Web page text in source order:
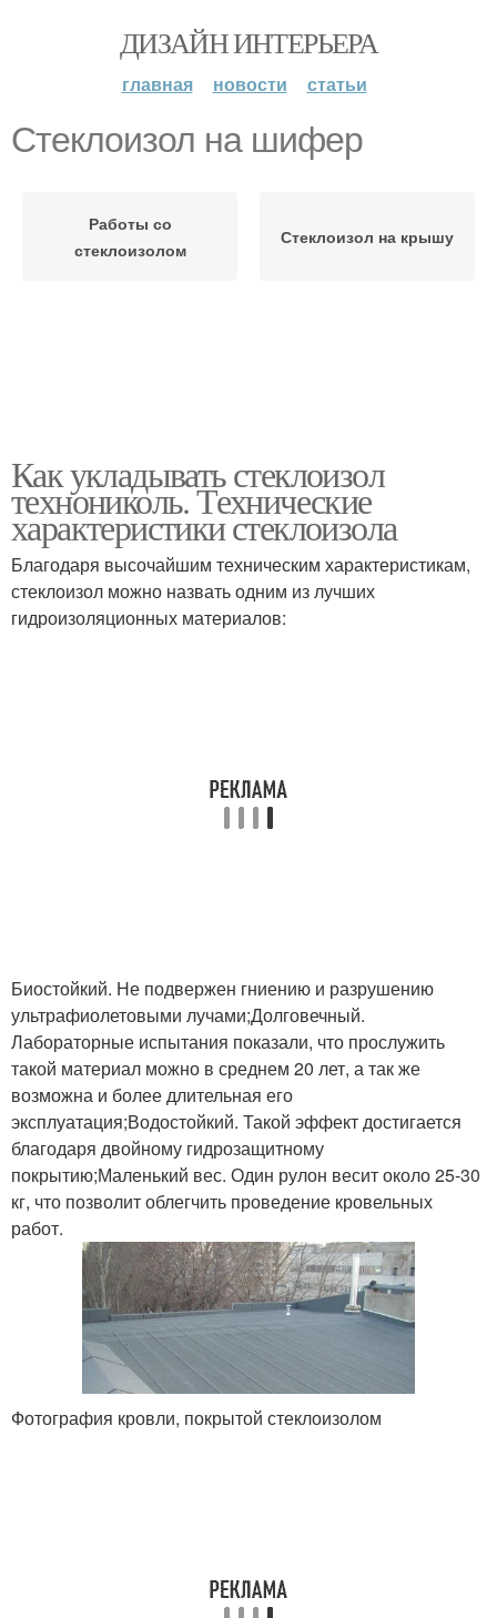
ДИЗАЙН ИНТЕРЬЕРА
главная новости статьи
Стеклоизол на шифер
Работы со
стеклоизолом
Стеклоизол на крышу
Как укладывать стеклоизол
технониколь. Технические
характеристики стеклоизола
Благодаря высочайшим техническим характеристикам,
стеклоизол можно назвать одним из лучших
гидроизоляционных материалов:
Биостойкий. Не подвержен гниению и разрушению
ультрафиолетовыми лучами;Долговечный.
Лабораторные испытания показали, что прослужить
такой материал можно в среднем 20 лет, а так же
возможна и более длительная его
эксплуатация;Водостойкий. Такой эффект достигается
благодаря двойному гидрозащитному
покрытию;Маленький вес. Один рулон весит около 25-30
кг, что позволит облегчить проведение кровельных
работ.
Фотография кровли, покрытой стеклоизолом